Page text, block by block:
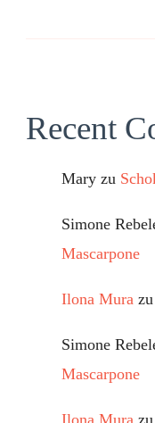
Recent
Mary zu
Simone
Mascarpone
Ilona Mura zu
Simone
Mascarpone